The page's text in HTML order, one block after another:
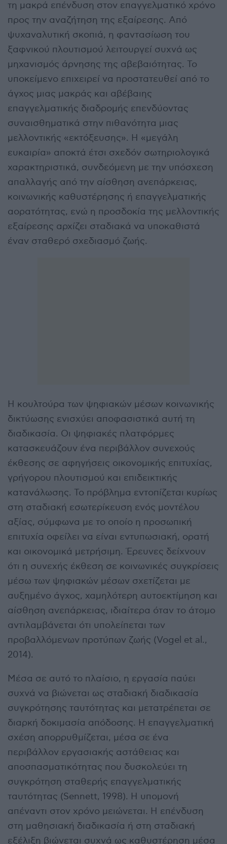
τη μακρά επένδυση στον επαγγελματικό χρόνο
προς την αναζήτηση της εξαίρεσης. Από
ψυχαναλυτική σκοπιά, η φαντασίωση του
ξαφνικού πλουτισμού λειτουργεί συχνά ως
μηχανισμός άρνησης της αβεβαιότητας. Το
υποκείμενο επιχειρεί να προστατευθεί από το
άγχος μιας μακράς και αβέβαιης
επαγγελματικής διαδρομής επενδύοντας
συναισθηματικά στην πιθανότητα μιας
μελλοντικής «εκτόξευσης». Η «μεγάλη
ευκαιρία» αποκτά έτσι σχεδόν σωτηριολογικά
χαρακτηριστικά, συνδεόμενη με την υπόσχεση
απαλλαγής από την αίσθηση ανεπάρκειας,
κοινωνικής καθυστέρησης ή επαγγελματικής
αορατότητας, ενώ η προσδοκία της μελλοντικής
εξαίρεσης αρχίζει σταδιακά να υποκαθιστά
έναν σταθερό σχεδιασμό ζωής.
Η κουλτούρα των ψηφιακών μέσων κοινωνικής
δικτύωσης ενισχύει αποφασιστικά αυτή τη
διαδικασία. Οι ψηφιακές πλατφόρμες
κατασκευάζουν ένα περιβάλλον συνεχούς
έκθεσης σε αφηγήσεις οικονομικής επιτυχίας,
γρήγορου πλουτισμού και επιδεικτικής
κατανάλωσης. Το πρόβλημα εντοπίζεται κυρίως
στη σταδιακή εσωτερίκευση ενός μοντέλου
αξίας, σύμφωνα με το οποίο η προσωπική
επιτυχία οφείλει να είναι εντυπωσιακή, ορατή
και οικονομικά μετρήσιμη. Έρευνες δείχνουν
ότι η συνεχής έκθεση σε κοινωνικές συγκρίσεις
μέσω των ψηφιακών μέσων σχετίζεται με
αυξημένο άγχος, χαμηλότερη αυτοεκτίμηση και
αίσθηση ανεπάρκειας, ιδιαίτερα όταν το άτομο
αντιλαμβάνεται ότι υπολείπεται των
προβαλλόμενων προτύπων ζωής (Vogel et al.,
2014).
Μέσα σε αυτό το πλαίσιο, η εργασία παύει
συχνά να βιώνεται ως σταδιακή διαδικασία
συγκρότησης ταυτότητας και μετατρέπεται σε
διαρκή δοκιμασία απόδοσης. Η επαγγελματική
σχέση απορρυθμίζεται, μέσα σε ένα
περιβάλλον εργασιακής αστάθειας και
αποσπασματικότητας που δυσκολεύει τη
συγκρότηση σταθερής επαγγελματικής
ταυτότητας (Sennett, 1998). Η υπομονή
απέναντι στον χρόνο μειώνεται. Η επένδυση
στη μαθησιακή διαδικασία ή στη σταδιακή
εξέλιξη βιώνεται συχνά ως καθυστέρηση μέσα